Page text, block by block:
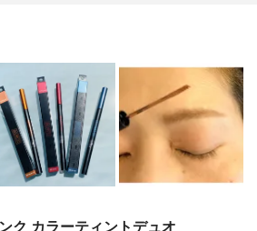
ク カラーティントデュオ